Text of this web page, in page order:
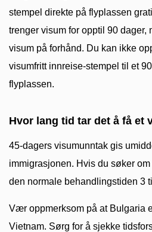
stempel direkte på flyplassen
trenger visum for opptil 90 dager,
visum på forhånd. Du kan ikke
visumfritt innreise-stempel til et
flyplassen.
Hvor lang tid tar det å få et
45-dagers visumunntak gis
immigrasjonen. Hvis du søker
den normale behandlingstiden 3
Vær oppmerksom på at Bulgaria
Vietnam. Sørg for å sjekke